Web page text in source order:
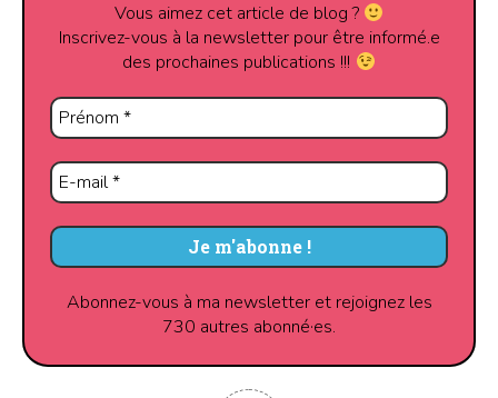
Vous aimez cet article de blog ?
Inscrivez-vous à la newsletter pour être informé.e
des prochaines publications !!!
Abonnez-vous à ma newsletter et rejoignez les
730 autres abonné·es.